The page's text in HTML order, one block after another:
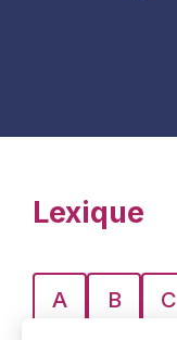
Lexique
A B C